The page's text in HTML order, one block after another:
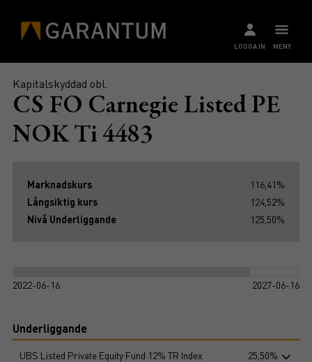
MENY
LOGGA IN
Kapitalskyddad obl.
CS FO Carnegie Listed PE
NOK Ti 4483
Marknadskurs
116,41%
Långsiktig kurs
124,52%
Nivå Underliggande
125,50%
2022-06-16 2027-06-16
Underliggande
UBS Listed Private Equity Fund 12% TR Index 25,50%